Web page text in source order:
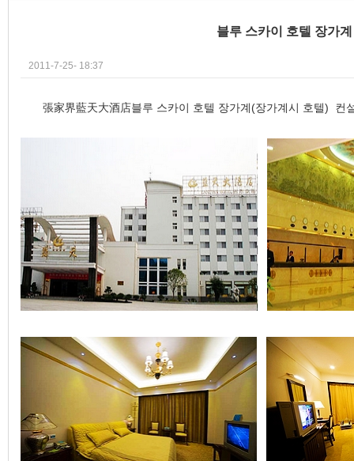
블루 스카이 호텔 장가계
2011-7-25- 18:37
張家界藍天大酒店블루 스카이 호텔 장가계(장가계시 호텔) 컨